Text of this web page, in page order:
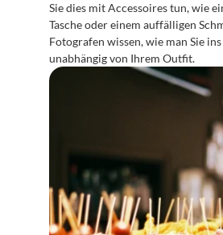
Sie dies mit Accessoires tun, wie
Tasche oder einem auffälligen
Fotografen wissen, wie man Sie
unabhängig von Ihrem Outfit.